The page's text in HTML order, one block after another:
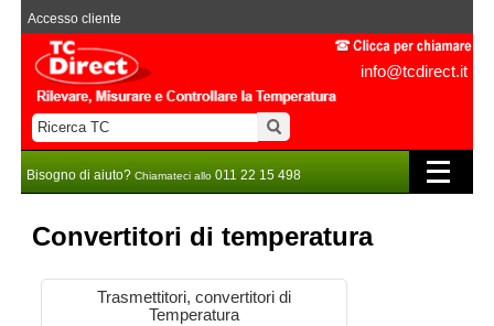
info@tcdirect.it
Accesso cliente
Bisogno di aiuto? Chiamateci allo 011 22 15 498
Convertitori di temperatura
Trasmettitori, convertitori di
Temperatura